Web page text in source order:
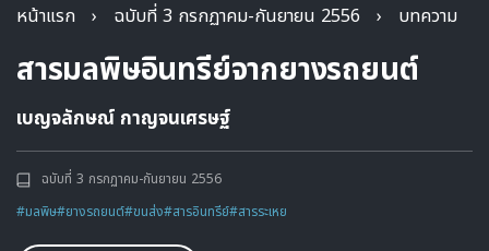
หน้าแรก › ฉบับที่ 3 กรกฏาคม-กันยายน 2556 › บทความ
สารมลพิษอินทรีย์จากยางรถยนต์
เบญจลักษณ์ กาญจนเศรษฐ์
ฉบับที่ 3 กรกฏาคม-กันยายน 2556
#มลพิษ#ยางรถยนต์#ขนส่ง#สารอินทรีย์#สารระเหย